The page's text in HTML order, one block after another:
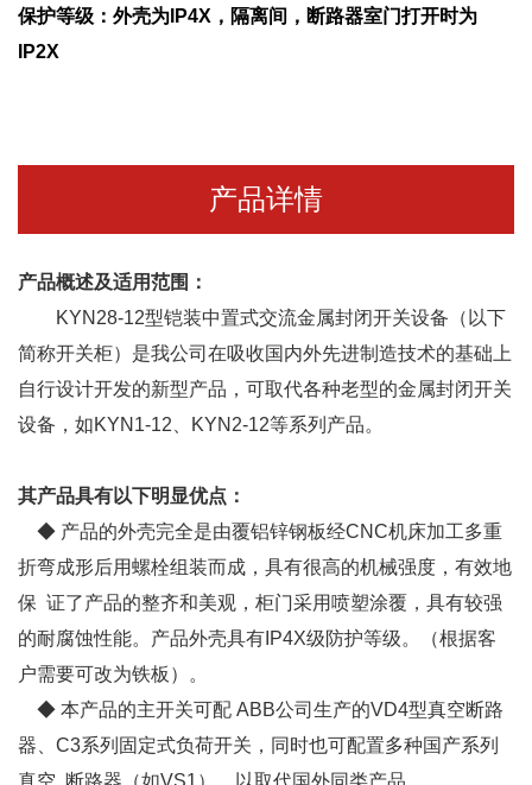
保护等级 ： 外壳为IP4X，隔离间，断路器室门打开时为
IP2X
产品详情
产品概述及适用范围：
KYN28-12型铠装中置式交流金属封闭开关设备（以下
简称开关柜）是我公司在吸收国内外先进制造技术的基础上
自行设计开发的新型产品，可取代各种老型的金属封闭开关
设备，如KYN1-12、KYN2-12等系列产品。
其产品具有以下明显优点：
◆ 产品的外壳完全是由覆铝锌钢板经CNC机床加工多重
折弯成形后用螺栓组装而成，具有很高的机械强度，有效地
保 证了产品的整齐和美观，柜门采用喷塑涂覆，具有较强
的耐腐蚀性能。产品外壳具有IP4X级防护等级。（根据客
户需要可改为铁板）。
◆ 本产品的主开关可配 ABB公司生产的VD4型真空断路
器、C3系列固定式负荷开关，同时也可配置多种国产系列